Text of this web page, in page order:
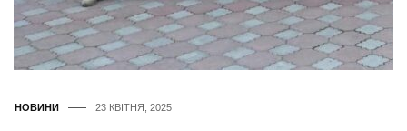
НОВИНИ 23 КВІТНЯ, 2025